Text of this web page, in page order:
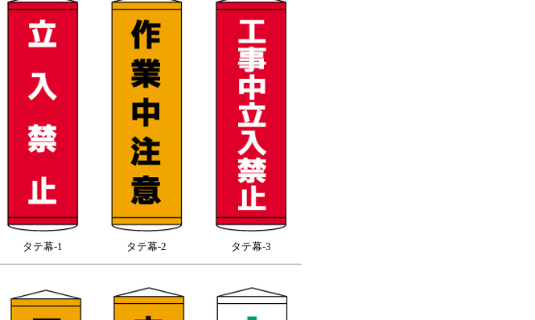
タテ幕-1 タテ幕-2 タテ幕-3